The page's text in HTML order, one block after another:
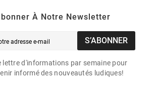
À Notre Newsletter
S’ABONNER
lettre d'informations par semaine pour
informé des nouveautés ludiques!